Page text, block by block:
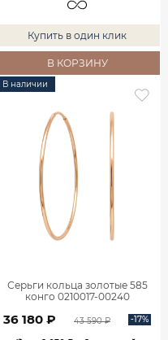
Купить в один клик
В КОРЗИНУ
В наличии
Серьги кольца золотые 585
конго 0210017-00240
36 180 ₽ 43 590 ₽ -17%